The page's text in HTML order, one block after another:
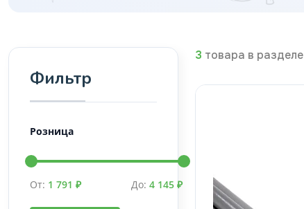
Фильтр
Розница
От: 1 791 ₽ До:4 145 ₽
3 товара в разделе